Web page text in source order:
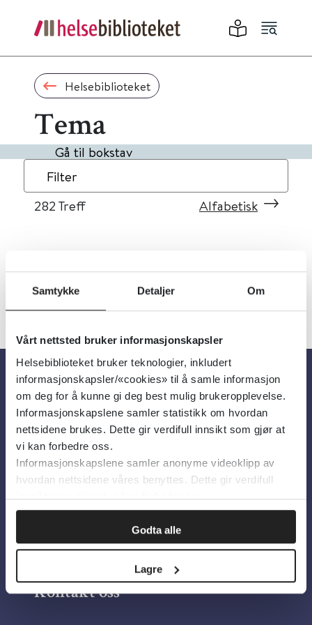
Samtykke Detaljer Om
Vårt nettsted bruker informasjonskapsler
Helsebiblioteket bruker teknologier, inkludert
informasjonskapsler/«cookies» til å samle informasjon
om deg for å kunne gi deg best mulig brukeropplevelse.
Informasjonskapslene samler statistikk om hvordan
nettsidene brukes. Dette gir verdifull innsikt som gjør at
vi kan forbedre oss.
Informasjonskapslene samler anonyme videoklipp av
hvordan nettsidene våres benyttes. Dette gir verdifull
innsikt som gjør at vi kan forbedre oss.
Godta alle
Lagre
Helsebiblioteket
Tema
Gå til bokstav
Filter
282 Treff Alfabetisk
« 1 26 27 »
Om oss
Om Helsebiblioteket
Personvern og informasjonskapsler
Tilgjengelighetserklæring
Information in English
Bilder fra Colourbox.com
Kontakt oss